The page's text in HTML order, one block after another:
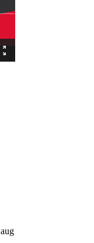
+32°C